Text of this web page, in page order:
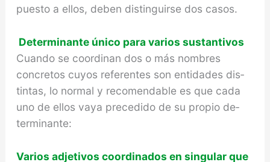
puesto a ellos, deben distinguirse dos casos.
Determinante único para varios sustantivos
Cuando se coordinan dos o más nombres
concretos cuyos referentes son entidades dis­
tintas, lo normal y recomendable es que cada
uno de ellos vaya precedido de su propio de­
terminante:
Varios adjetivos coordinados en singular que